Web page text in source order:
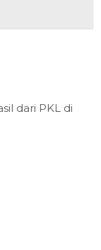
dari PKL di